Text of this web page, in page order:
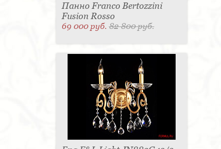
Панно Franco Bertozzini
Fusion Rosso
69 000 руб.82 800 руб.